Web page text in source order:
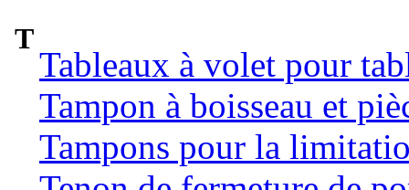
T
Tableaux à volet pour
Tampon à boisseau et
Tampons pour la